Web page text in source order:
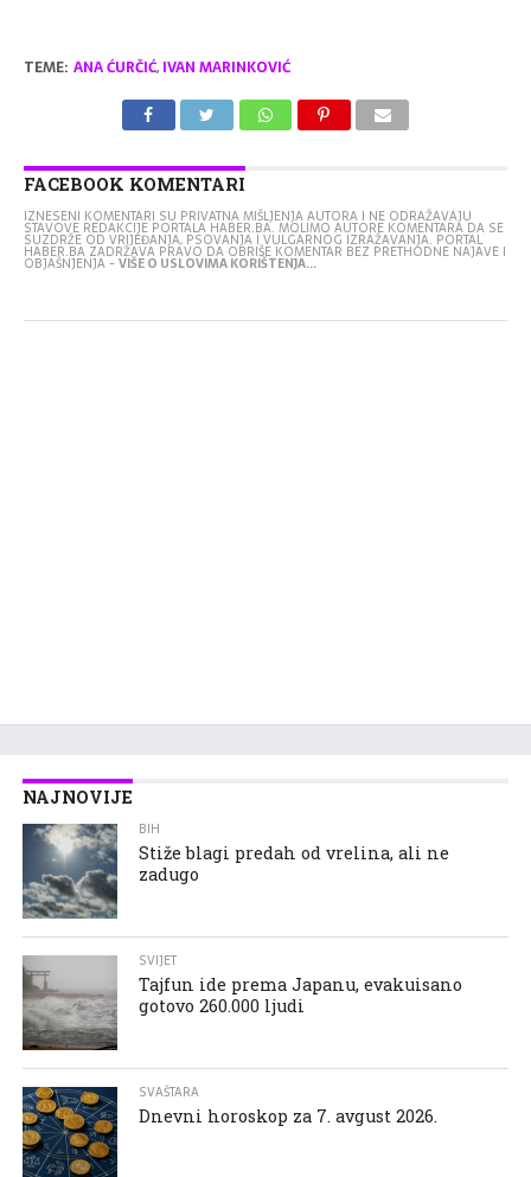
TEME: ANA ĆURČIĆ, IVAN MARINKOVIĆ
FACEBOOK KOMENTARI
IZNESENI KOMENTARI SU PRIVATNA MIŠLJENJA AUTORA I NE ODRAŽAVAJU
STAVOVE REDAKCIJE PORTALA HABER.BA. MOLIMO AUTORE KOMENTARA DA SE
SUZDRŽE OD VRIJEĐANJA, PSOVANJA I VULGARNOG IZRAŽAVANJA. PORTAL
HABER.BA ZADRŽAVA PRAVO DA OBRIŠE KOMENTAR BEZ PRETHODNE NAJAVE I
OBJAŠNJENJA -VIŠE O USLOVIMA KORIŠTENJA...
NAJNOVIJE
BIH
Stiže blagi predah od vrelina, ali ne
zadugo
SVIJET
Tajfun ide prema Japanu, evakuisano
gotovo 260.000 ljudi
SVAŠTARA
Dnevni horoskop za 7. avgust 2026.